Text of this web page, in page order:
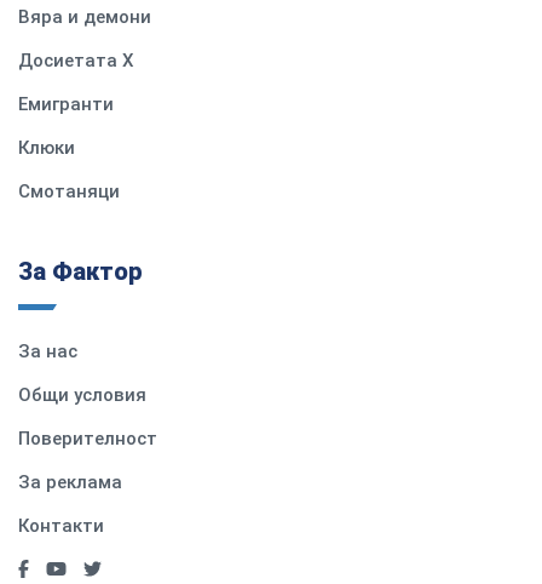
Вяра и демони
Досиетата Х
Емигранти
Клюки
Смотаняци
За Фактор
За нас
Общи условия
Поверителност
За реклама
Контакти